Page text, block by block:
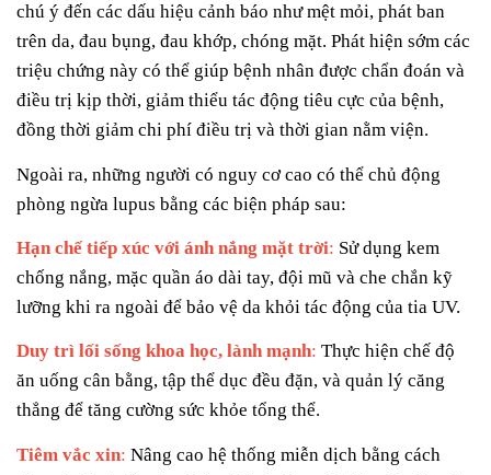
chú ý đến các dấu hiệu cảnh báo như mệt mỏi, phát ban
trên da, đau bụng, đau khớp, chóng mặt. Phát hiện sớm các
triệu chứng này có thể giúp bệnh nhân được chẩn đoán và
điều trị kịp thời, giảm thiểu tác động tiêu cực của bệnh,
đồng thời giảm chi phí điều trị và thời gian nằm viện.
Ngoài ra, những người có nguy cơ cao có thể chủ động
phòng ngừa lupus bằng các biện pháp sau:
Hạn chế tiếp xúc với ánh nắng mặt trời: Sử dụng kem
chống nắng, mặc quần áo dài tay, đội mũ và che chắn kỹ
lưỡng khi ra ngoài để bảo vệ da khỏi tác động của tia UV.
Duy trì lối sống khoa học, lành mạnh: Thực hiện chế độ
ăn uống cân bằng, tập thể dục đều đặn, và quản lý căng
thẳng để tăng cường sức khỏe tổng thể.
Tiêm vắc xin: Nâng cao hệ thống miễn dịch bằng cách